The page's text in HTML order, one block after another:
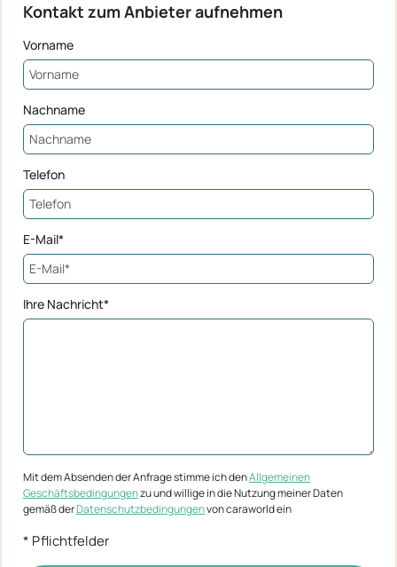
Kontakt zum Anbieter aufnehmen
Vorname
Nachname
Telefon
E-Mail*
Ihre Nachricht*
Mit dem Absenden der Anfrage stimme ich denAllgemeinen
Geschäftsbedingungenzu und willige in die Nutzung meiner Daten
gemäß derDatenschutzbedingungenvon caraworld ein
* Pflichtfelder